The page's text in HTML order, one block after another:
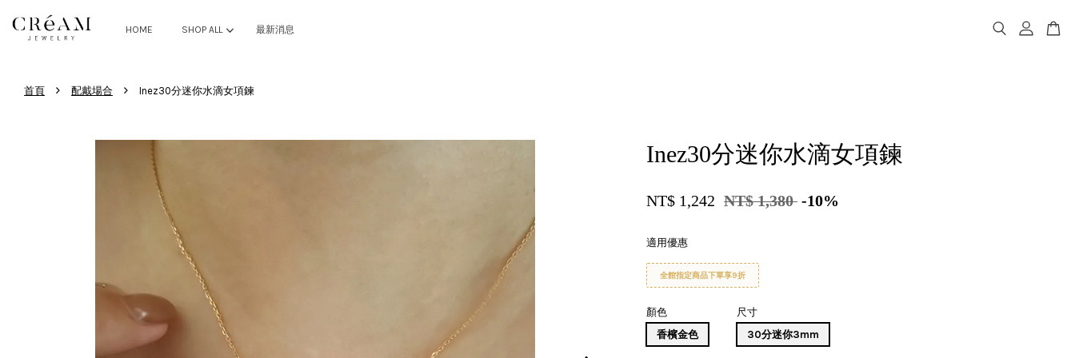
HOME SHOP ALL 最新消息
首頁 › 配戴場合 › Inez30分迷你水滴女項鍊
Inez30分迷你水滴女項鍊
NT$ 1,242 NT$ 1,380 -10%
適用優惠
全館指定商品下單享9折
顏色
香檳金色
尺寸
30分迷你3mm
您的購物車目前還是空的。
繼續購物